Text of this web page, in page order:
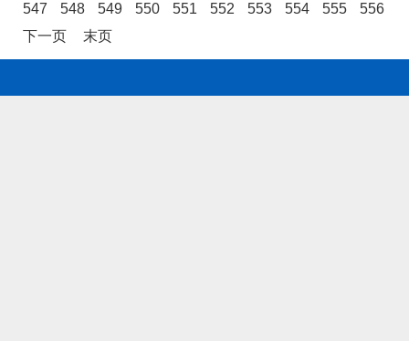
547
548 549 550 551 552 553 554 555
556
下一页
末页